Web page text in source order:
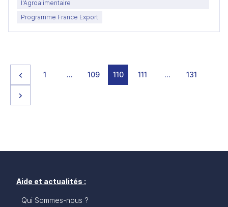
l'Agroalimentaire
Programme France Export
Page précédente
page
1 … page
109 page
110 page
111 … page
131
Aide et actualités :
Qui Sommes-nous ?